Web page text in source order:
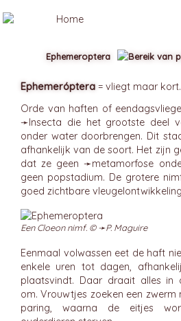
Ephemeróptera = vliegt maar kort.
Orde van haften of
➛Insecta die het grootste deel
onder water doorbrengen. Dit
afhankelijk van de soort. Het zijn
dat ze geen ➛metamorfose
geen popstadium. De grotere
goed zichtbare
Een Cloeon nimf. © ➛P. Maguire
Eenmaal volwassen eet de haft
enkele uren tot dagen,
plaatsvindt. Daar draait alles in
om. Vrouwtjes zoeken een zwerm
paring, waarna de eitjes
Ephemeroptera